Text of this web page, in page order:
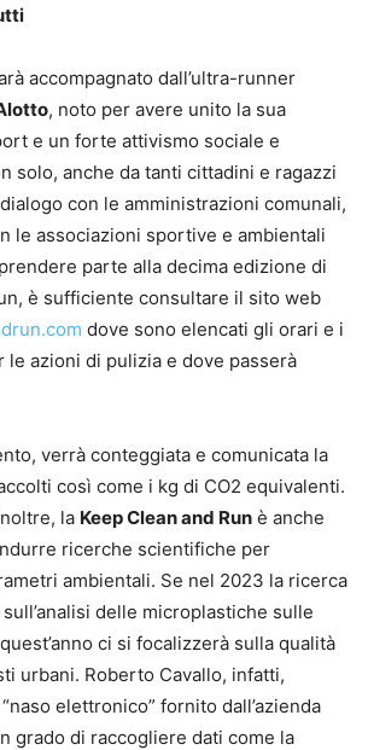
accompagnato dall’ultra-runner
, noto per avere unito la sua
e un forte attivismo sociale e
solo, anche da tanti cittadini e ragazzi
con le amministrazioni comunali,
le associazioni sportive e ambientali
parte alla decima edizione di
è sufficiente consultare il sito web
dove sono elencati gli orari e i
azioni di pulizia e dove passerà
verrà conteggiata e comunicata la
così come i kg di CO2 equivalenti.
la Keep Clean and Run è anche
ricerche scientifiche per
ambientali. Se nel 2023 la ricerca
delle microplastiche sulle
ci si focalizzerà sulla qualità
urbani. Roberto Cavallo, infatti,
elettronico” fornito dall’azienda
grado di raccogliere dati come la